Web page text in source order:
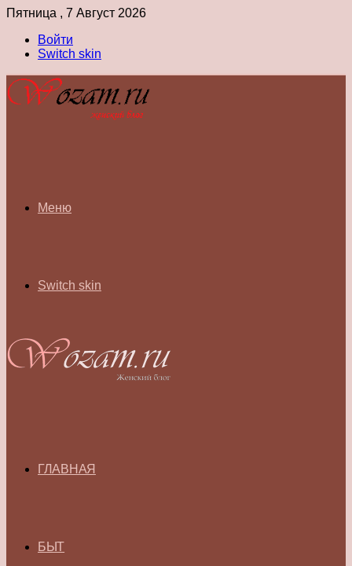
Пятница , 7 Август 2026
Войти
Switch skin
Меню
Switch skin
ГЛАВНАЯ
БЫТ